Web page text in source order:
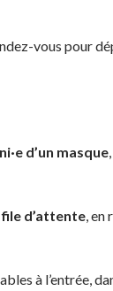
vous pour
d’un masque
file d’attente, en
à l’entrée,